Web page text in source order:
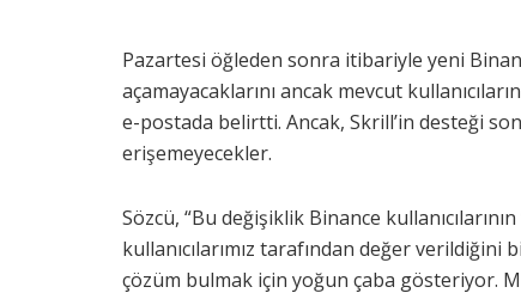
Pazartesi öğleden sonra itibariyle yeni
açamayacaklarını ancak mevcut
e-postada belirtti. Ancak, Skrill’in desteği
erişemeyecekler.
Sözcü, “Bu değişiklik Binance
kullanıcılarımız tarafından değer
çözüm bulmak için yoğun çaba gösteriyor.